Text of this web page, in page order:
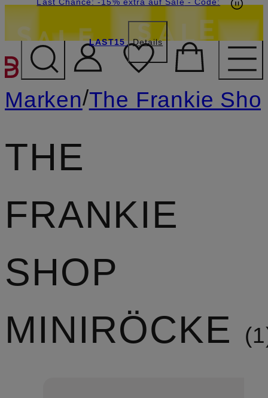
ZUM HAUPTINHALT
LAST15 Details
Marken/The Frankie
THE
FRANKIE
SHOP
MINIRÖCKE
1